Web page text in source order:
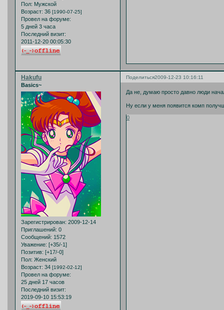
Пол: Мужской
Возраст: 36 [1990-07-25]
Провел на форуме:
5 дней 3 часа
Последний визит:
2011-12-20 00:05:30
Поделиться2009-12-23 10:16:11
Hakufu
Basics~
Зарегистрирован: 2009-12-14
Приглашений: 0
Сообщений: 1572
Уважение: [+35/-1]
Позитив: [+17/-0]
Пол: Женский
Возраст: 34 [1992-02-12]
Провел на форуме:
25 дней 17 часов
Последний визит:
2019-09-10 15:53:19
Да не, думаю просто давно люди
Ну если у меня появится комп
0